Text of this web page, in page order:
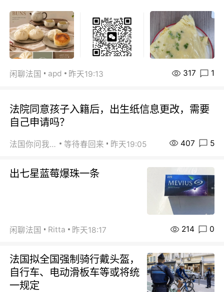
闲聊法国 apd 昨天19:13 317 1
法院同意孩子入籍后，出生纸信息更改，需要
自己申请吗？
法国你问我答 等待春回来 昨天19:05 407 5
出七星蓝莓爆珠一条
闲聊法国 Ritta 昨天18:17 214 0
法国拟全国强制骑行戴头盔，
自行车、电动滑板车等或将统
一规定